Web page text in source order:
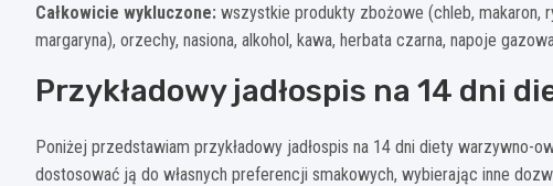
Całkowicie wykluczone: wszystkie produkty zbożowe (chleb, makaron,
margaryna), orzechy, nasiona, alkohol, kawa, herbata czarna, napoje
Przykładowy jadłospis na 14 dni
Poniżej przedstawiam przykładowy jadłospis na 14 dni diety
dostosować ją do własnych preferencji smakowych, wybierając inne